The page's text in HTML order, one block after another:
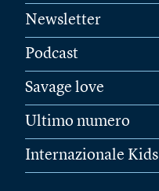
Newsletter
Podcast
Savage love
Ultimo numero
Internazionale Kids